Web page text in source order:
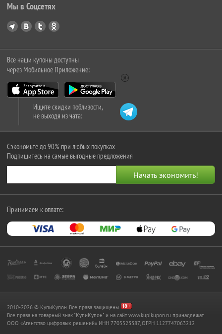
Мы в Соцсетях
Все наши купоны доступны
через Мобильное Приложение:
Ищите скидки поблизости,
не выходя из чата:
Сэкономьте до 90% при любых покупках
Подпишитесь на самые выгодные предложения
Принимаем к оплате:
2010-2026 © КупиКупон. Все права защищены.
Все права на товарный знак "КупиКупон" и на сайт www.kupikupon.ru принадлежат
OOO «Агентство цифровых решений» ИНН 7705523387, ОГРН 1127747063212